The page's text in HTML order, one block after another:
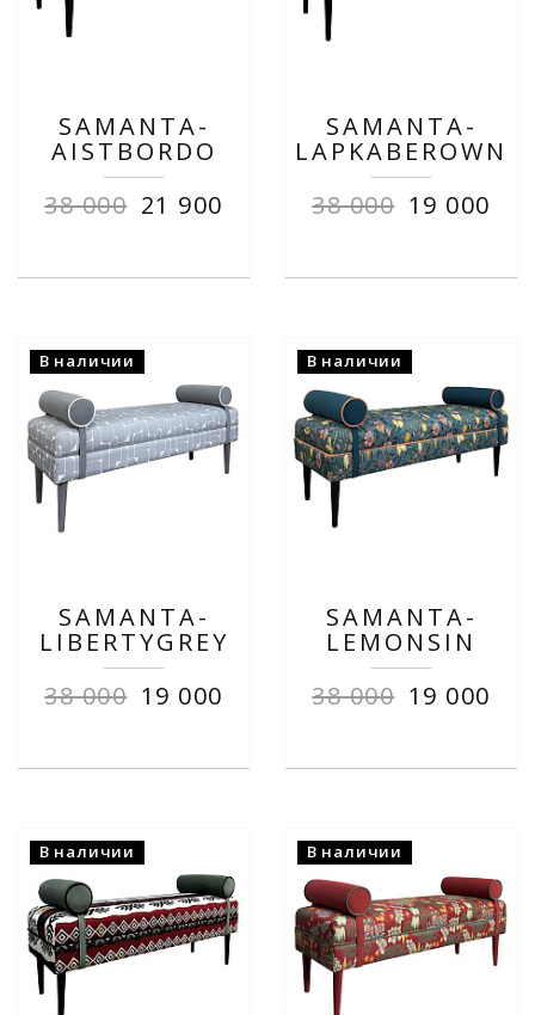
SAMANTA-
AISTBORDO
38 000 21 900
SAMANTA-
LAPKABEROWN
38 000 19 000
В наличии
SAMANTA-
LIBERTYGREY
38 000 19 000
В наличии
SAMANTA-
LEMONSIN
38 000 19 000
В наличии В наличии